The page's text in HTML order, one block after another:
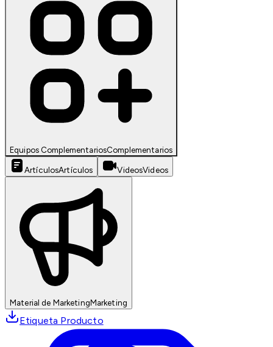
Equipos ComplementariosComplementarios
ArtículosArtículos VideosVideos
Material de MarketingMarketing
Etiqueta Producto